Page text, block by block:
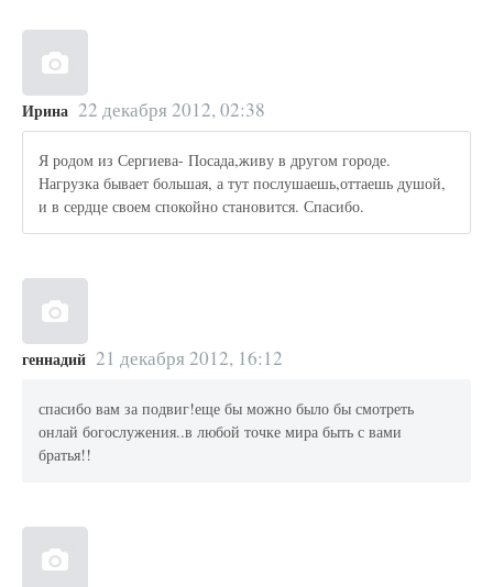
Ирина 22 декабря 2012, 02:38
Я родом из Сергиева- Посада,живу в другом городе.
Нагрузка бывает большая, а тут послушаешь,оттаешь душой,
и в сердце своем спокойно становится. Спасибо.
геннадий 21 декабря 2012, 16:12
спасибо вам за подвиг!еще бы можно было бы смотреть
онлай богослужения..в любой точке мира быть с вами
братья!!